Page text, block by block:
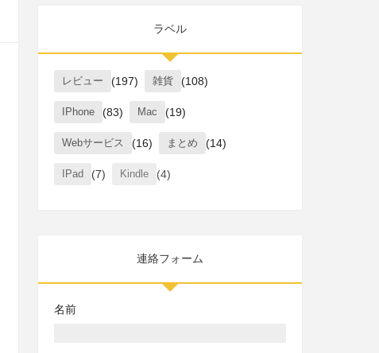
ラベル
レビュー (197) 雑貨 (108)
IPhone (83) Mac (19)
Webサービス (16) まとめ (14)
IPad (7) Kindle (4)
連絡フォーム
名前